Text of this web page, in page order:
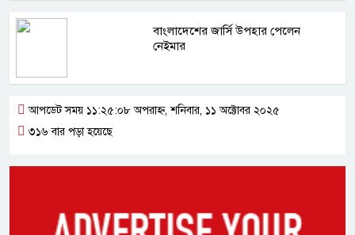
বাংলাদেশের জার্সি উপহার পেলেন
নেইমার
আপডেট সময় ১১:২৫:০৮ অপরাহ্ন, শনিবার, ১১ অক্টোবর ২০২৫
৩১৬ বার পড়া হয়েছে